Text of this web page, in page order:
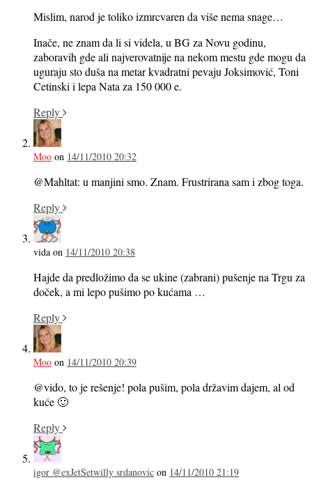
Mislim, narod je toliko izmrcvaren da više nema snage…
Inače, ne znam da li si videla, u BG za Novu godinu,
zaboravih gde ali najverovatnije na nekom mestu gde mogu da
uguraju sto duša na metar kvadratni pevaju Joksimović, Toni
Cetinski i lepa Nata za 150 000 e.
Reply
Moo on 14/11/2010 20:32
@Mahltat: u manjini smo. Znam. Frustrirana sam i zbog toga.
Reply
vida on 14/11/2010 20:38
Hajde da predložimo da se ukine (zabrani) pušenje na Trgu za
doček, a mi lepo pušimo po kućama …
Reply
Moo on 14/11/2010 20:39
@vido, to je rešenje! pola pušim, pola državim dajem, al od
kuće 🙂
Reply
igor @exJetSetwilly srdanovic on 14/11/2010 21:19